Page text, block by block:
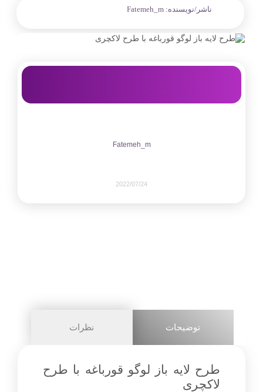
ناشر/نویسنده: Fatemeh_m
Fatemeh_m
2022/07/24
توضیحات نظرات
طرح لایه باز لوگو قورباغه با طرح
لاکچری